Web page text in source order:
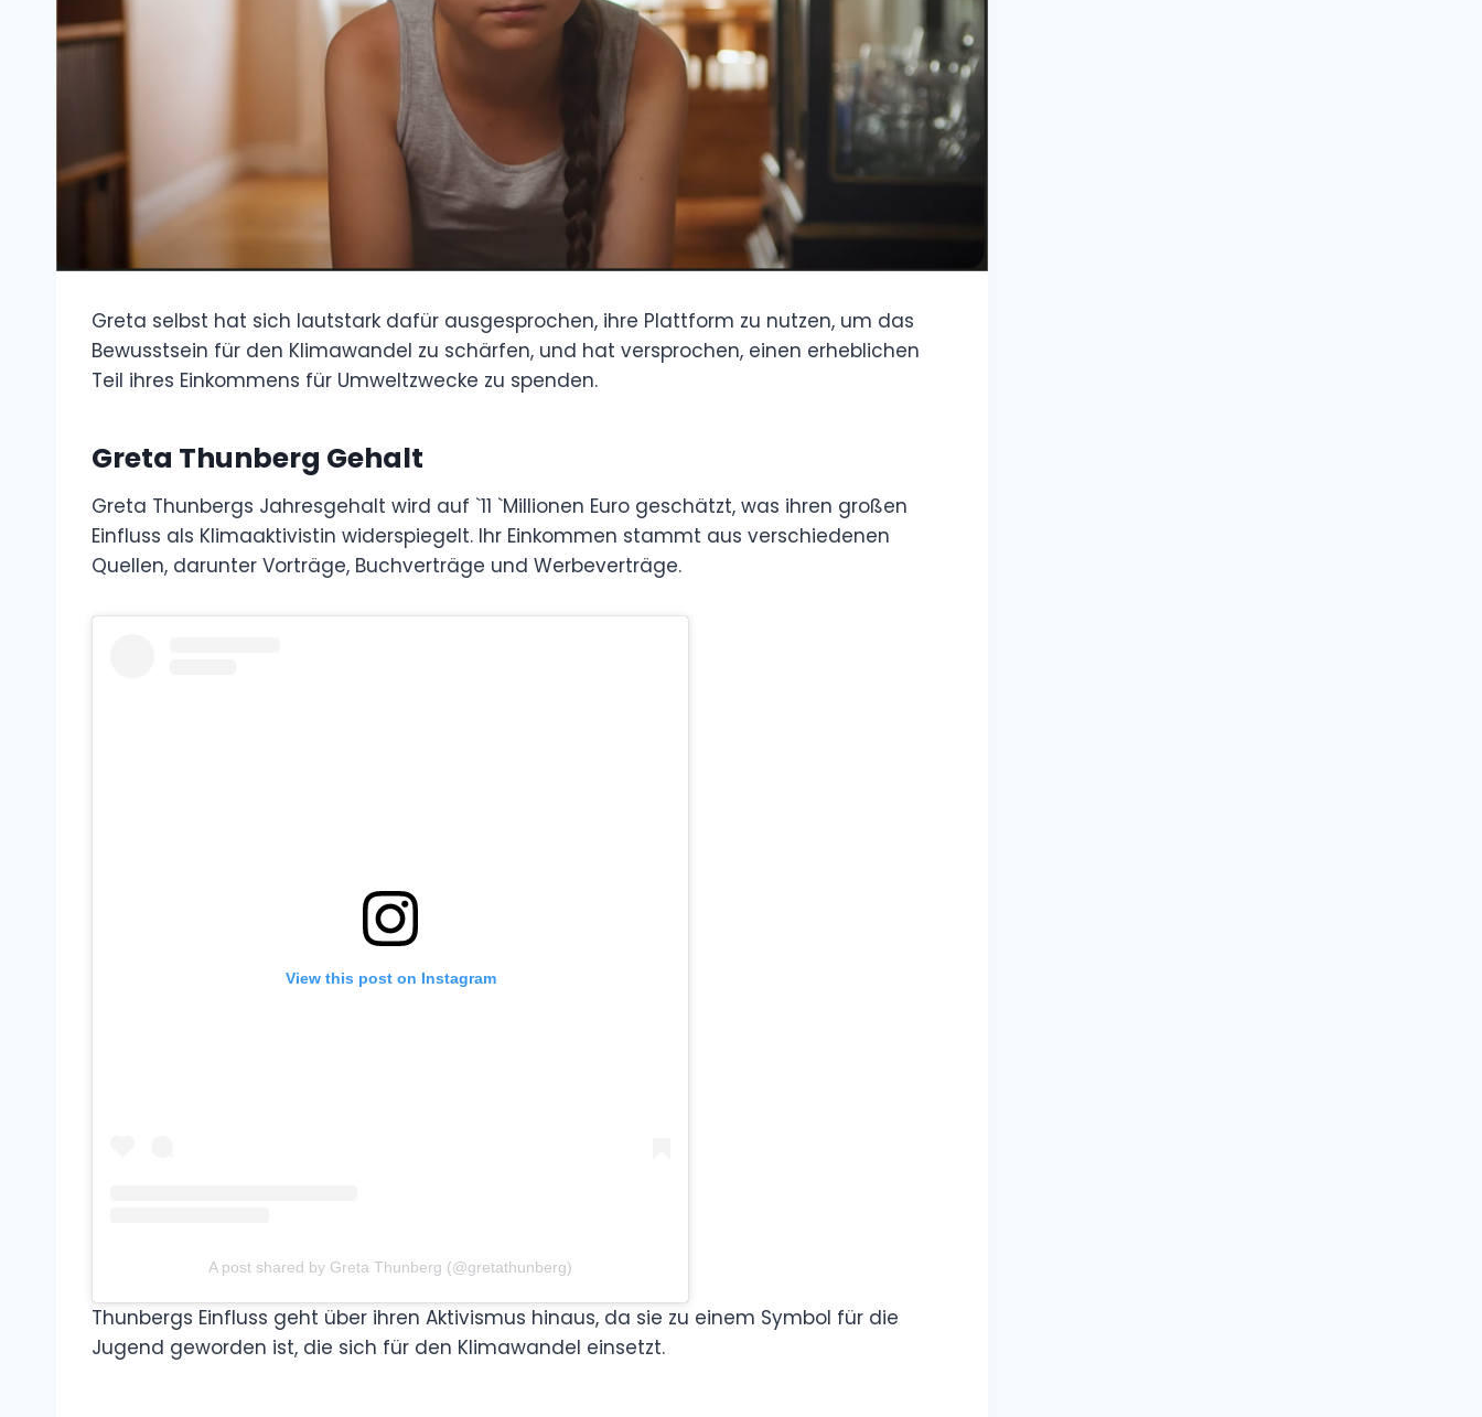
Greta selbst hat sich lautstark dafür ausgesprochen, ihre Plattform zu nutzen, um das
Bewusstsein für den Klimawandel zu schärfen, und hat versprochen, einen erheblichen
Teil ihres Einkommens für Umweltzwecke zu spenden.
Greta Thunberg Gehalt
Greta Thunbergs Jahresgehalt wird auf `11 `Millionen Euro geschätzt, was ihren großen
Einfluss als Klimaaktivistin widerspiegelt. Ihr Einkommen stammt aus verschiedenen
Quellen, darunter Vorträge, Buchverträge und Werbeverträge.
View this post on Instagram
A post shared by Greta Thunberg (@gretathunberg)
Thunbergs Einfluss geht über ihren Aktivismus hinaus, da sie zu einem Symbol für die
Jugend geworden ist, die sich für den Klimawandel einsetzt.